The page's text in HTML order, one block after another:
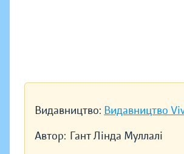
Видавництво: Видавництво
Автор: Гант Лінда Муллалі